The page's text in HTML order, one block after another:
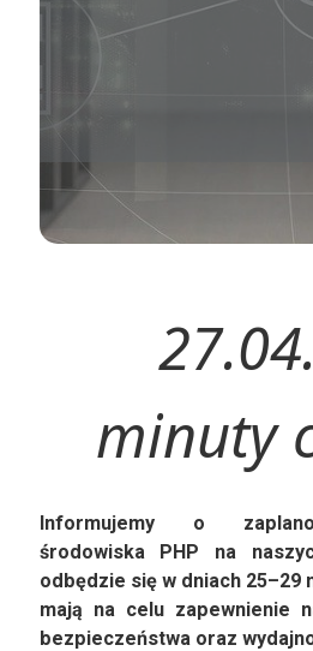
minuty
Informujemy o
środowiska PHP na
odbędzie się w dniach 25–29
mają na celu zapewnienie
bezpieczeństwa oraz